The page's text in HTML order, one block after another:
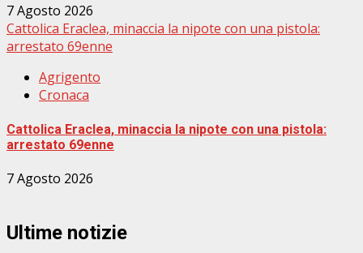
7 Agosto 2026
Cattolica Eraclea, minaccia la nipote con una pistola:
arrestato 69enne
Agrigento
Cronaca
Cattolica Eraclea, minaccia la nipote con una pistola:
arrestato 69enne
7 Agosto 2026
Ultime notizie